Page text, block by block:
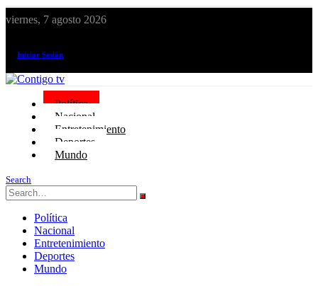
viernes, 7 agosto 2026
Iniciar Sesión
Política
Nacional
Entretenimiento
Deportes
Mundo
Search
Política
Nacional
Entretenimiento
Deportes
Mundo